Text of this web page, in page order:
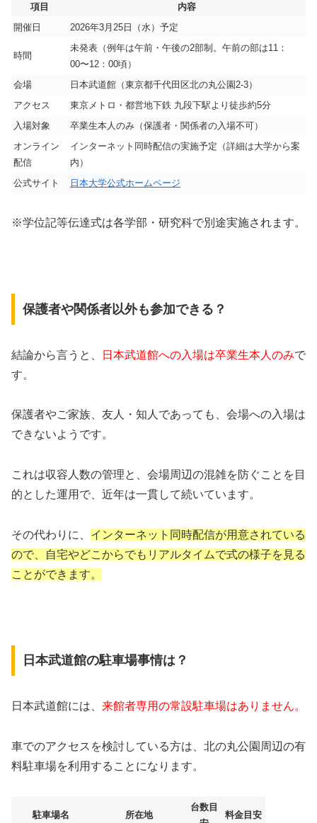
項目
内容
開催日
2026年3月25日（水）予定
時間
未発表（例年は午前・午後の2部制。午前の部は11：
00〜12：00頃）
会場
日本武道館（東京都千代田区北の丸公園2-3）
アクセス
東京メトロ・都営地下鉄 九段下駅より徒歩約5分
入場対象
卒業生本人のみ（保護者・関係者の入場不可）
オンライン
配信
インターネット同時配信の実施予定（詳細は大学から案
内）
公式サイト
日本大学公式ホームページ
※学位記等伝達式は各学部・研究科で別途実施されます。
保護者や関係者以外も参加できる？
結論から言うと、 日本武道館への入場は卒業生本人のみで
す。
保護者やご家族、友人・知人であっても、会場への入場は
できないようです。
これは収容人数の管理と、会場周辺の混雑を防ぐことを目
的とした運用で、近年は一貫して続いています。
その代わりに、 インターネット同時配信が用意されている
ので、自宅やどこからでもリアルタイムで式の様子を見る
ことができます。
日本武道館の駐車場事情は？
日本武道館には、 来館者専用の常設駐車場はありません。
車でのアクセスを検討している方は、北の丸公園周辺の有
料駐車場を利用することになります。
駐車場名 所在地
台数目
料金目安